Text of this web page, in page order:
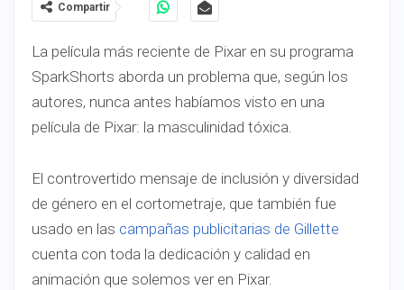
Compartir
La película más reciente de Pixar en su programa
SparkShorts aborda un problema que, según los
autores, nunca antes habíamos visto en una
película de Pixar: la masculinidad tóxica.
El controvertido mensaje de inclusión y diversidad
de género en el cortometraje, que también fue
usado en las campañas publicitarias de Gillette
cuenta con toda la dedicación y calidad en
animación que solemos ver en Pixar.